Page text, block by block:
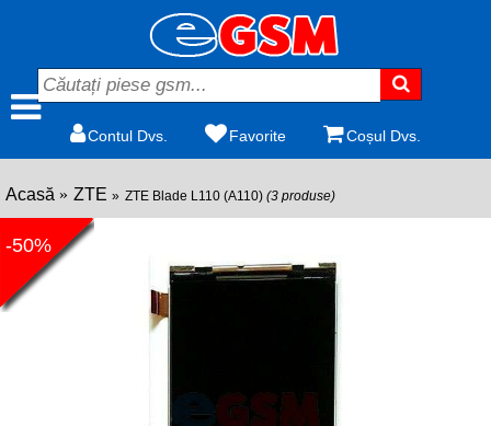
Contul Dvs. Favorite Coșul Dvs.
Acasă ZTE ZTE Blade L110 (A110) (3 produse)
-50%